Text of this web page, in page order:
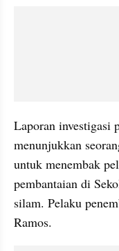
Laporan investigasi
menunjukkan
untuk menembak
pembantaian di
silam. Pelaku
Ramos.